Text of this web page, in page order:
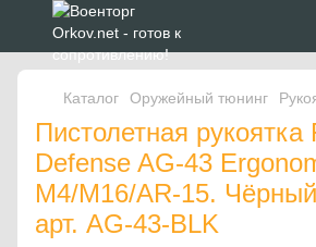
Каталог Оружейный тюнинг
Пистолетная рукоятка
Defense AG-43
M4/M16/AR-15.
арт. AG-43-BLK